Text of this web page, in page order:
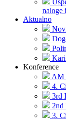
naloge
Aktualno
Konference
AM
4.
3rd
2nd
3.